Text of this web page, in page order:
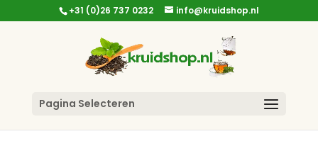
+31 (0)26 737 0232 info@kruidshop.nl
Pagina Selecteren